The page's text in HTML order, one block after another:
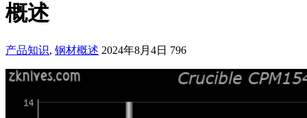
概述
产品知识, 钢材概述 2024年8月4日 796